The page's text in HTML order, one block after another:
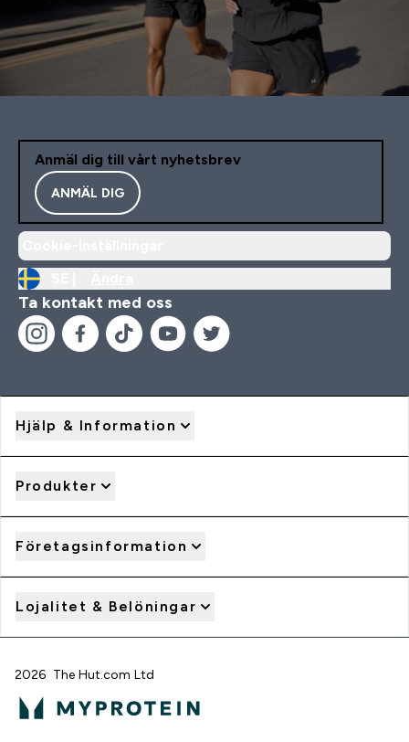
Anmäl dig till vårt nyhetsbrev
ANMÄL DIG
Ta kontakt med oss
Hjälp & Information
Produkter
Företagsinformation
Lojalitet & Belöningar
2026 The Hut.com Ltd